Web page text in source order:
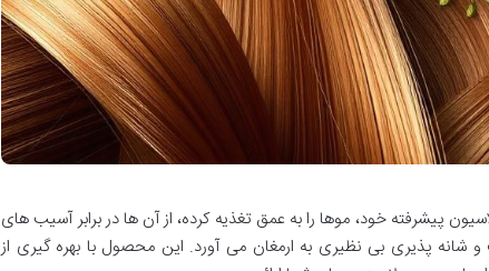
پیشرفته خود، موها را به عمق تغذیه کرده، از آن ها در برابر آسیب های
پذیری بی نظیری به ارمغان می آورد. این محصول با بهره گیری از